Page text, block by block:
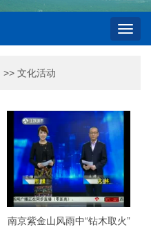
>> 文化活动
南京紫金山风雨中“钻木取火”